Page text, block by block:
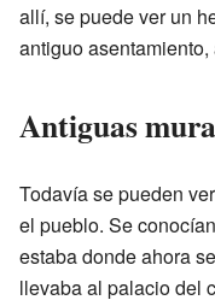
allí, se puede ver un
antiguo
Antiguas
Todavía se pueden
el pueblo. Se
estaba donde ahora
llevaba al palacio del